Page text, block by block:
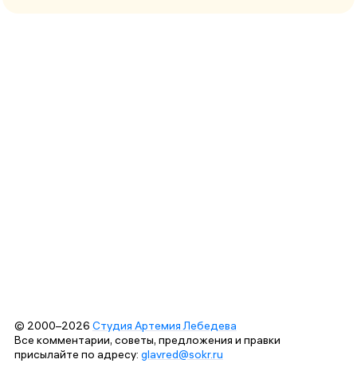
© 2000–2026 Студия Артемия Лебедева
Все комментарии, советы, предложения и правки
присылайте по адресу: glavred@sokr.ru